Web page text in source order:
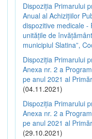
Dispoziția Primarului
Anual al Achizițiilor
dispozitive medicale -
unitățile de
municipiul Slatina”,
Dispoziția Primarului
Anexa nr. 2 a
pe anul 2021 al
(04.11.2021)
Dispoziția Primarului
Anexa nr. 2 a
pe anul 2021 al
(29.10.2021)